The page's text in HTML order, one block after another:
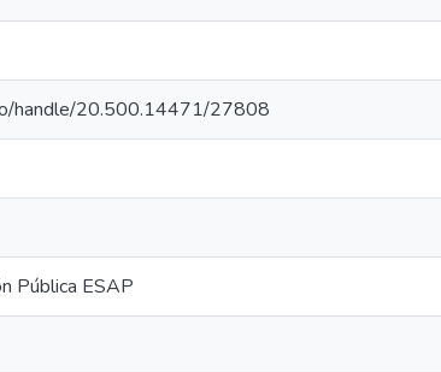
handle/20.500.14471/27808
Pública ESAP